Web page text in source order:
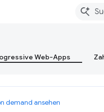
Web-Apps
demand ansehen